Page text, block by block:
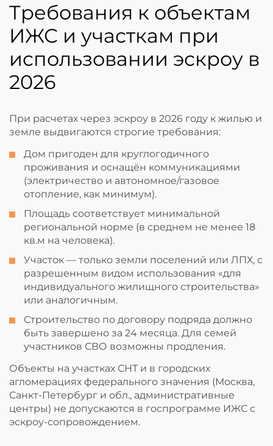
Требования к объектам
ИЖС и участкам при
использовании эскроу в
2026
При расчетах через эскроу в 2026 году к жилью и
земле выдвигаются строгие требования:
Дом пригоден для круглогодичного
проживания и оснащён коммуникациями
(электричество и автономное/газовое
отопление, как минимум).
Площадь соответствует минимальной
региональной норме (в среднем не менее 18
кв.м на человека).
Участок — только земли поселений или ЛПХ, с
разрешенным видом использования «для
индивидуального жилищного строительства»
или аналогичным.
Строительство по договору подряда должно
быть завершено за 24 месяца. Для семей
участников СВО возможны продления.
Объекты на участках СНТ и в городских
агломерациях федерального значения (Москва,
Санкт-Петербург и обл., административные
центры) не допускаются в госпрограмме ИЖС с
эскроу-сопровождением.